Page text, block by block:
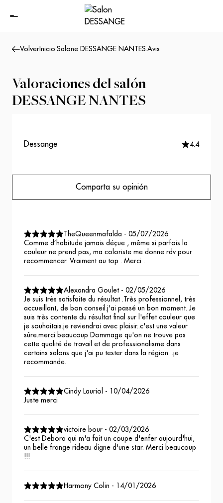
Volver Inicio.Salone DESSANGE NANTES.Avis
Valoraciones del salón
DESSANGE NANTES
Dessange 4.4
Comparta su opinión
TheQueenmafalda - 05/07/2026
Comme d’habitude jamais déçue , même si parfois la
couleur ne prend pas, ma coloriste me donne rdv pour
recommencer. Vraiment au top . Merci .
Alexandra Goulet - 02/05/2026
Je suis très satisfaite du résultat .Très professionnel, très
accueillant, de bon conseil.j'ai passé un bon moment. Je
suis très contente du résultat final sur l'effet couleur que
je souhaitais.je reviendrai avec plaisir..c'est une valeur
sûre.merci beaucoup Dommage qu'on ne trouve pas
cette qualité de travail et de professionalisme dans
certains salons que j'ai pu tester dans la région. .je
recommande.
Cindy Lauriol - 10/04/2026
Juste merci
victoire bour - 02/03/2026
C'est Debora qui m'a fait un coupe d'enfer aujourd'hui,
un belle frange rideau digne d'une star. Merci beaucoup
!!!
Harmony Colin - 14/01/2026